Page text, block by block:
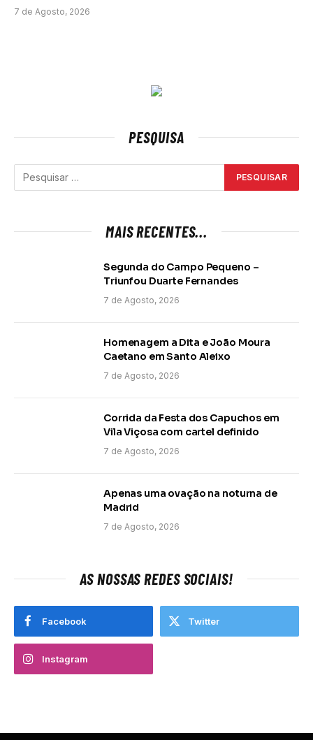
7 de Agosto, 2026
PESQUISA
MAIS RECENTES...
Segunda do Campo Pequeno –
Triunfou Duarte Fernandes
7 de Agosto, 2026
Homenagem a Dita e João Moura
Caetano em Santo Aleixo
7 de Agosto, 2026
Corrida da Festa dos Capuchos em
Vila Viçosa com cartel definido
7 de Agosto, 2026
Apenas uma ovação na noturna de
Madrid
7 de Agosto, 2026
AS NOSSAS REDES SOCIAIS!
Facebook Twitter
Instagram